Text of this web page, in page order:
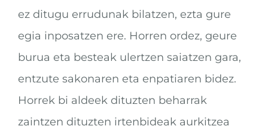
ez ditugu errudunak bilatzen, ezta gure
egia inposatzen ere. Horren ordez, geure
burua eta besteak ulertzen saiatzen gara,
entzute sakonaren eta enpatiaren bidez.
Horrek bi aldeek dituzten beharrak
zaintzen dituzten irtenbideak aurkitzea